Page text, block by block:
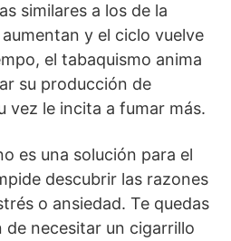
similares a los de la
y el ciclo vuelve
el tabaquismo anima
su producción de
vez le incita a fumar más.
es una solución para el
descubrir las razones
o ansiedad. Te quedas
de necesitar un cigarrillo